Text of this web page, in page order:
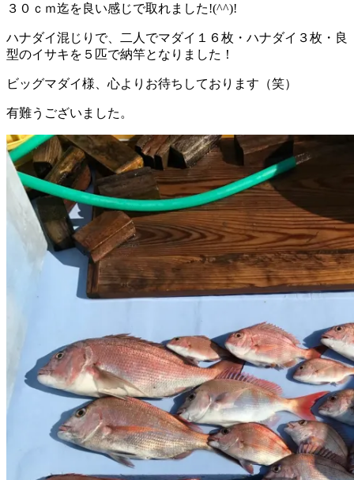
３０ｃｍ迄を良い感じで取れました!(^^)!
ハナダイ混じりで、二人でマダイ１６枚・ハナダイ３枚・良
型のイサキを５匹で納竿となりました！
ビッグマダイ様、心よりお待ちしております（笑）
有難うございました。